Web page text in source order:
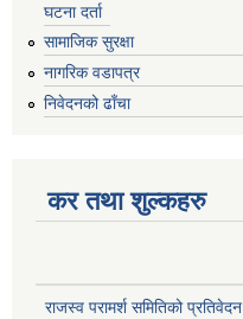
घटना दर्ता
सामाजिक सुरक्षा
नागरिक वडापत्र
निवेदनको ढाँचा
कर तथा शुल्कहरु
राजस्व परामर्श समितिको प्रतिवेदन